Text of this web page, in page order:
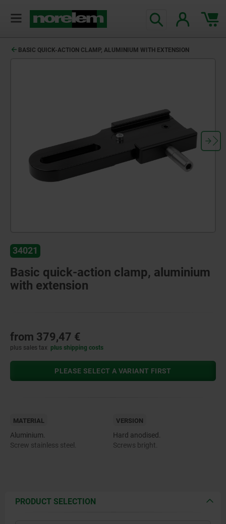
BASIC QUICK-ACTION CLAMP, ALUMINIUM WITH EXTENSION
34021
Basic quick-action clamp, aluminium
with extension
from 379,47 €
plus sales tax plus shipping costs
PLEASE SELECT A VARIANT FIRST
MATERIAL
Aluminium.
Screw stainless steel.
VERSION
Hard anodised.
Screws bright.
PRODUCT SELECTION